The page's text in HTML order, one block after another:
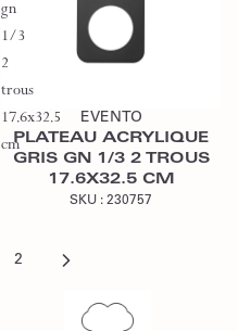
gn
1/3
2
trous
17.6x32.5
cm
EVENTO
PLATEAU ACRYLIQUE
GRIS GN 1/3 2 TROUS
17.6X32.5 CM
SKU : 230757
2